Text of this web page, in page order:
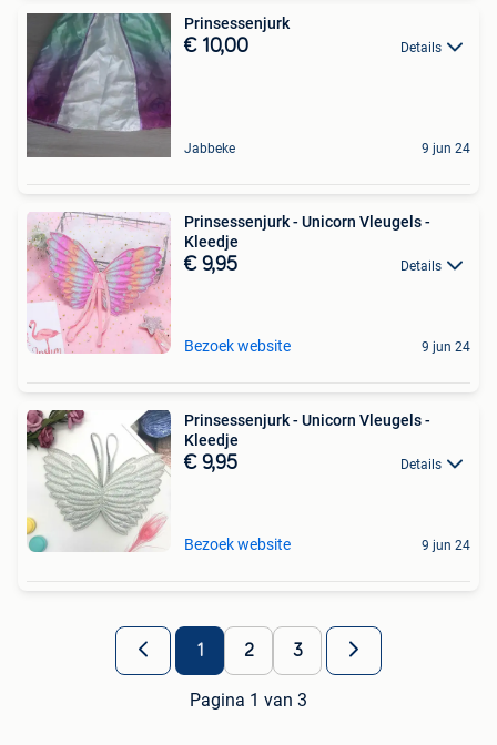
Prinsessenjurk
€ 10,00 Details
Jabbeke 9 jun 24
Prinsessenjurk - Unicorn Vleugels -
Kleedje
€ 9,95 Details
Bezoek website 9 jun 24
Prinsessenjurk - Unicorn Vleugels -
Kleedje
€ 9,95 Details
Bezoek website 9 jun 24
1 2 3
Pagina 1 van 3